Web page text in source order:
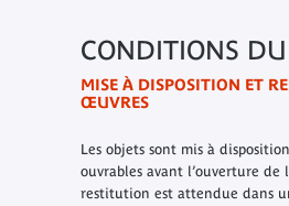
CONDITIONS DU
MISE À DISPOSITION ET
ŒUVRES
Les objets sont mis à
ouvrables avant l’ouverture de
restitution est attendue dans